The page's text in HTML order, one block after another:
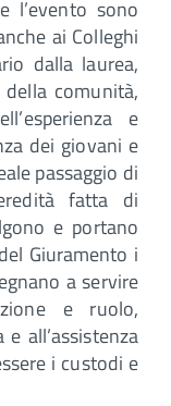
l’evento sono
ai Colleghi
dalla laurea,
comunità,
e
dei giovani e
passaggio di
fatta di
e portano
Giuramento i
a servire
e ruolo,
all’assistenza
i custodi e